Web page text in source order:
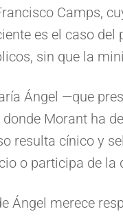
Camps,
es el caso
sin que la
Ángel —que
donde Morant ha
resulta cínico y
o participa de la
Ángel merece